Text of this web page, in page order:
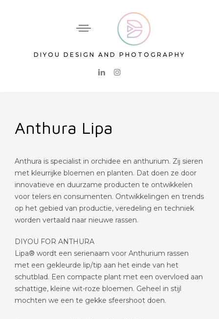
DIYOU DESIGN AND PHOTOGRAPHY
Anthura Lipa
Anthura is specialist in orchidee en anthurium. Zij sieren
met kleurrijke bloemen en planten. Dat doen ze door
innovatieve en duurzame producten te ontwikkelen
voor telers en consumenten. Ontwikkelingen en trends
op het gebied van productie, veredeling en techniek
worden vertaald naar nieuwe rassen.
DIYOU FOR ANTHURA
Lipa® wordt een serienaam voor Anthurium rassen
met een gekleurde lip/tip aan het einde van het
schutblad. Een compacte plant met een overvloed aan
schattige, kleine wit-roze bloemen. Geheel in stijl
mochten we een te gekke sfeershoot doen.